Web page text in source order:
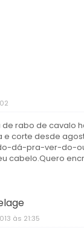
de rabo de
e corte desde
dá-pra-ver-do-
cabelo.Quero
às 21:35